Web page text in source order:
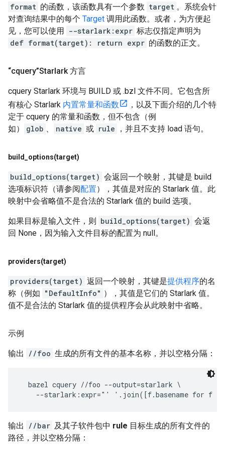
format 的函数，该函数具有一个参数 target 。系统会针
对查询结果中的每个 Target 调用此函数。或者，为方便起
见，您可以使用 --starlark:expr 标志仅指定声明为
def format(target): return expr 的函数的正文。
“cquery”Starlark 方言
cquery Starlark 环境与 BUILD 或 .bzl 文件不同。它包含所
有核心 Starlark 内置常量和函数
，以及下面介绍的几个特
定于 cquery 的常量和函数，但不包含（例
如）
glob 、 native 或 rule ，并且不支持 load 语句。
build_options(target)
build_options(target) 会返回一个映射，其键是 build
选项标识符（请参阅配置），其值是对应的 Starlark 值。此
映射中会省略值不是合法的 Starlark 值的 build 选项。
如果目标是输入文件，则 build_options(target) 会返
回 None，因为输入文件目标的配置为 null。
providers(target)
providers(target) 返回一个映射，其键是提供程序的名
称（例如 "DefaultInfo" ），其值是它们的 Starlark 值。
值不是合法的 Starlark 值的提供程序会从此映射中省略。
示例
输出 //foo 生成的所有文件的基本名称，并以空格分隔：
  bazel cquery //foo --output=starlark \
输出 //bar 及其子软件包中 rule 目标生成的所有文件的
路径，并以空格分隔：